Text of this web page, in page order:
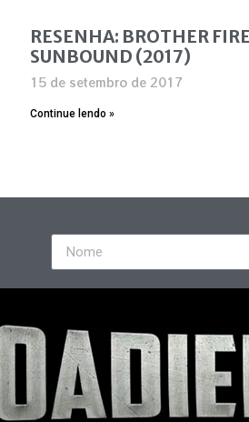
RESENHA: BROTHER
SUNBOUND (2017)
15 de setembro de 2017
Continue lendo »